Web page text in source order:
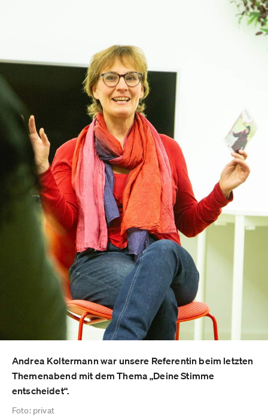
Andrea Koltermann war unsere Referentin beim letzten
Themenabend mit dem Thema „Deine Stimme
entscheidet“.
Foto: privat